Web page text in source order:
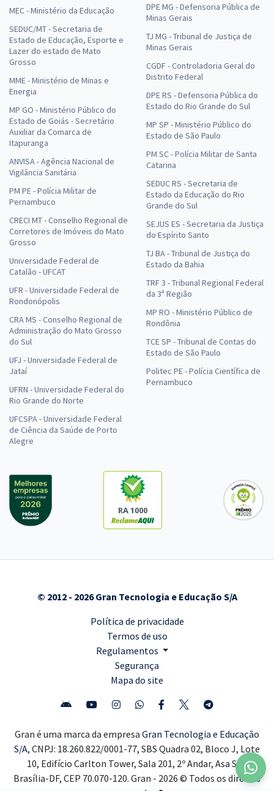
MEC - Ministério da Educação
SEDUC/MT - Secretaria de
Estado de Educação, Esporte e
Lazer do estado de Mato
Grosso
MME - Ministério de Minas e
Energia
MP GO - Ministério Público do
Estado de Goiás - Secretário
Auxiliar da Comarca de
Itapuranga
ANVISA - Agência Nacional de
Vigilância Sanitária
PM PE - Polícia Militar de
Pernambuco
CRECI MT - Conselho Regional de
Corretores de Imóveis do Mato
Grosso
Universidade Federal de
Catalão - UFCAT
UFR - Universidade Federal de
Rondonópolis
CRA MS - Conselho Regional de
Administração do Mato Grosso
do Sul
UFJ - Universidade Federal de
Jataí
UFRN - Universidade Federal do
Rio Grande do Norte
UFCSPA - Universidade Federal
de Ciência da Saúde de Porto
Alegre
DPE MG - Defensoria Pública de
Minas Gerais
TJ MG - Tribunal de Justiça de
Minas Gerais
CGDF - Controladoria Geral do
Distrito Federal
DPE RS - Defensoria Pública do
Estado do Rio Grande do Sul
MP SP - Ministério Público do
Estado de São Paulo
PM SC - Polícia Militar de Santa
Catarina
SEDUC RS - Secretaria de
Estado da Educação do Rio
Grande do Sul
SEJUS ES - Secretaria da Justiça
do Espírito Santo
TJ BA - Tribunal de Justiça do
Estado da Bahia
TRF 3 - Tribunal Regional Federal
da 3ª Região
MP RO - Ministério Público de
Rondônia
TCE SP - Tribunal de Contas do
Estado de São Paulo
Politec PE - Polícia Científica de
Pernambuco
RA 1000
© 2012 - 2026 Gran Tecnologia e Educação S/A
Política de privacidade
Termos de uso
Regulamentos
Segurança
Mapa do site
Gran é uma marca da empresa Gran Tecnologia e Educação
S/A, CNPJ: 18.260.822/0001-77, SBS Quadra 02, Bloco J, Lote
10, Edifício Carlton Tower, Sala 201, 2º Andar, Asa Sul,
Brasília-DF, CEP 70.070-120. Gran - 2026 © Todos os direitos